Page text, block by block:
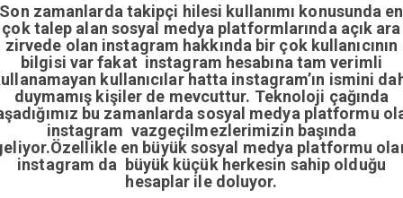
Son zamanlarda takipçi hilesi kullanımı konusunda en
çok talep alan sosyal medya platformlarında açık ara
zirvede olan instagram hakkında bir çok kullanıcının
bilgisi var fakat instagram hesabına tam verimli
kullanıcılar hatta instagram’ın ismini
duymamış kişiler de mevcuttur. Teknoloji çağında
bu zamanlarda sosyal medya platformu
instagram vazgeçilmezlerimizin başında
en büyük sosyal medya platformu
instagram da büyük küçük herkesin sahip olduğu
hesaplar ile doluyor.